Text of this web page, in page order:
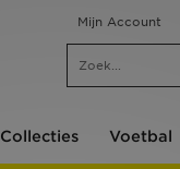
Mijn Account
Collecties Voetbal